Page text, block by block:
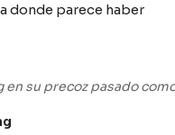
donde parece haber
en su precoz pasado